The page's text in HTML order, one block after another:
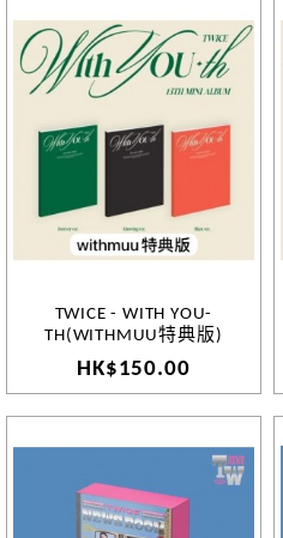
TWICE - WITH YOU-
TH(WITHMUU特典版)
HK$150.00